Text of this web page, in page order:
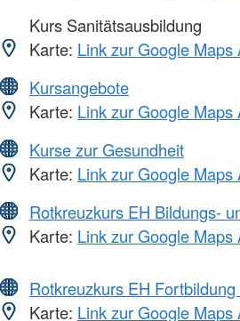
Kurs Sanitätsausbildung
Karte: Link zur Google Maps
Kursangebote
Karte: Link zur Google Maps
Kurse zur Gesundheit
Karte: Link zur Google Maps
Rotkreuzkurs EH Bildungs-
Karte: Link zur Google Maps
Rotkreuzkurs EH Fortbildung
Karte: Link zur Google Maps